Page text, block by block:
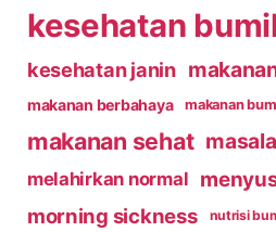
kesehatan
kesehatan janin
makanan berbahaya makanan
makanan sehat
melahirkan normal
morning sickness nutrisi